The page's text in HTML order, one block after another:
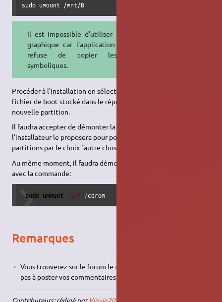
sudo umount /mnt/B
Il est impossible d'utiliser le mode
graphique car l'application
refuse de copier les liens
symboliques.
Procéder à l'installation en sélectionnant, par le bios EFI, le
fichier de boot stocké dans le répertoire EFI/boot de cette
nouvelle partition.
Il faudra accepter de démonter la partition de boot lorsque
l'installateur le proposera pour pouvoir créer ou modifier des
partitions par le choix ´autre chose ´.
Au même moment, il faudra démonter le support d'installation
avec la commande:
sudo umount -lrf /cdrom
Remarques
Vous trouverez sur le forum le didacticiel original
pas à poster vos commentaires et remarques.